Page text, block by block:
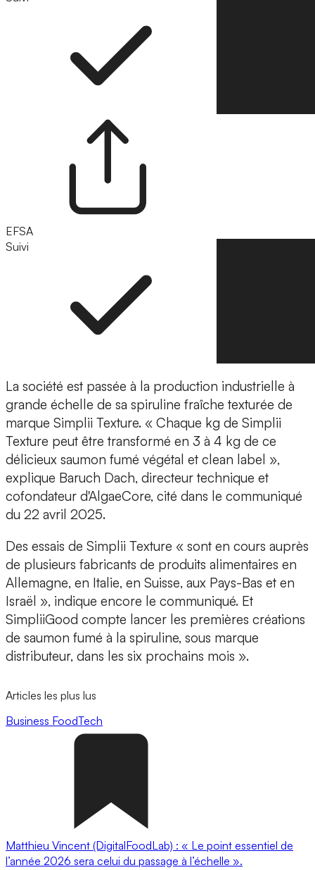
EFSA
Suivi
La société est passée à la production industrielle à
grande échelle de sa spiruline fraîche texturée de
marque Simplii Texture. « Chaque kg de Simplii
Texture peut être transformé en 3 à 4 kg de ce
délicieux saumon fumé végétal et clean label »,
explique Baruch Dach, directeur technique et
cofondateur d'AlgaeCore, cité dans le communiqué
du 22 avril 2025.
Des essais de Simplii Texture « sont en cours auprès
de plusieurs fabricants de produits alimentaires en
Allemagne, en Italie, en Suisse, aux Pays-Bas et en
Israël », indique encore le communiqué. Et
SimpliiGood compte lancer les premières créations
de saumon fumé à la spiruline, sous marque
distributeur, dans les six prochains mois ».
Articles les plus lus
Business FoodTech
Matthieu Vincent (DigitalFoodLab) : « Le point essentiel de
l’année 2026 sera celui du passage à l’échelle ».